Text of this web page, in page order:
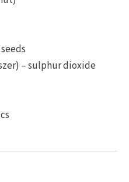
– sulphur dioxide